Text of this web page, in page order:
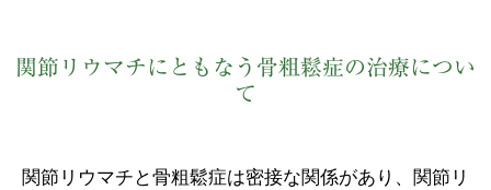
関節リウマチにともなう骨粗鬆症の治療につい
て
関節リウマチと骨粗鬆症は密接な関係があり、関節リ